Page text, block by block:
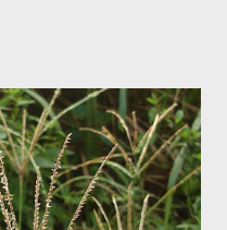
5-8. (Hình dưới).